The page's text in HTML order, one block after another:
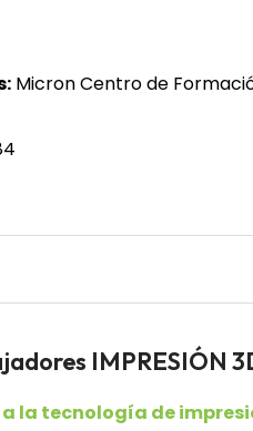
Micron Centro de
IMPRESIÓN
la tecnología de